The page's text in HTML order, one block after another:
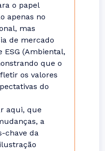
o papel
apenas no
mas
de mercado
ESG (Ambiental,
que o
os valores
do
aqui, que
a
chave da